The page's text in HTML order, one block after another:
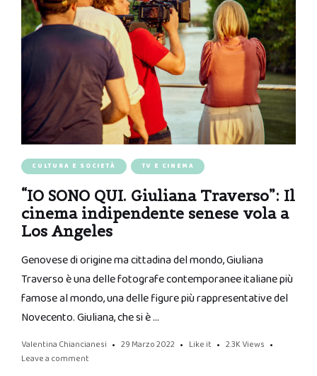
CULTURA E SOCIETÀ TV E CINEMA
“IO SONO QUI. Giuliana Traverso”: Il
cinema indipendente senese vola a
Los Angeles
Genovese di origine ma cittadina del mondo, Giuliana
Traverso è una delle fotografe contemporanee italiane più
famose al mondo, una delle figure più rappresentative del
Novecento. Giuliana, che si è …
Valentina Chiancianesi 29 Marzo 2022 Like it 2.3K Views
Leave a comment